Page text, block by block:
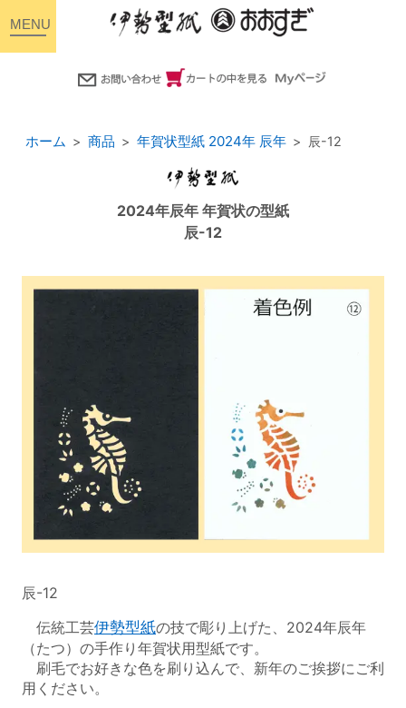
ホーム 商品 年賀状型紙 2024年 辰年 辰-12
2024年辰年 年賀状の型紙
辰-12
辰-12
伝統工芸伊勢型紙の技で彫り上げた、2024年辰年
（たつ）の手作り年賀状用型紙です。
刷毛でお好きな色を刷り込んで、新年のご挨拶にご利
用ください。
toggle
navigation